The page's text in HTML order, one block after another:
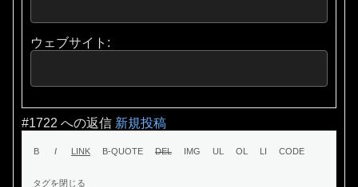
ウェブサイト:
#1722 への返信 新規投稿